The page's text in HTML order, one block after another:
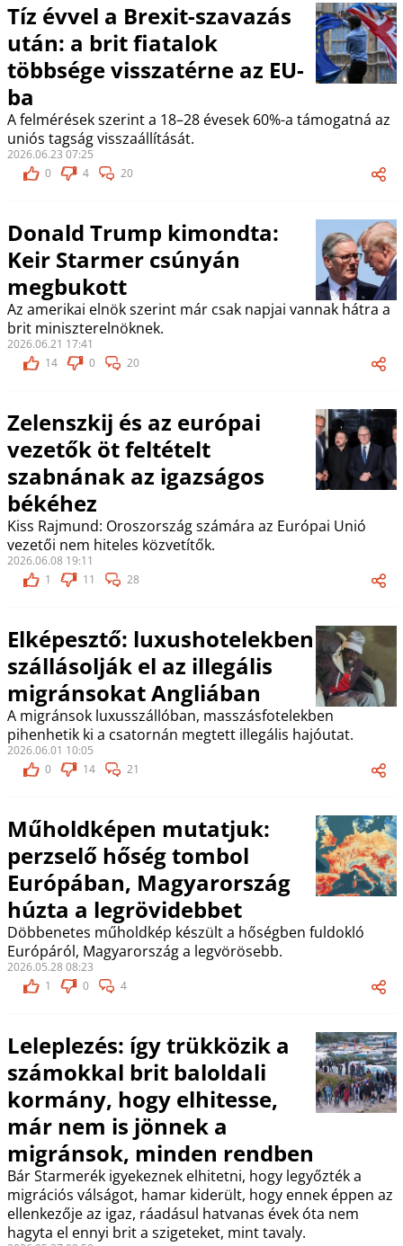
Tíz évvel a Brexit-szavazás
után: a brit fiatalok
többsége visszatérne az EU-
ba
A felmérések szerint a 18–28 évesek 60%-a támogatná az
uniós tagság visszaállítását.
2026.06.23 07:25
0
4 20
Donald Trump kimondta:
Keir Starmer csúnyán
megbukott
Az amerikai elnök szerint már csak napjai vannak hátra a
brit miniszterelnöknek.
2026.06.21 17:41
14
0 20
Zelenszkij és az európai
vezetők öt feltételt
szabnának az igazságos
békéhez
Kiss Rajmund: Oroszország számára az Európai Unió
vezetői nem hiteles közvetítők.
2026.06.08 19:11
1
11 28
Elképesztő: luxushotelekben
szállásolják el az illegális
migránsokat Angliában
A migránsok luxusszállóban, masszásfotelekben
pihenhetik ki a csatornán megtett illegális hajóutat.
2026.06.01 10:05
0
14 21
Műholdképen mutatjuk:
perzselő hőség tombol
Európában, Magyarország
húzta a legrövidebbet
Döbbenetes műholdkép készült a hőségben fuldokló
Európáról, Magyarország a legvörösebb.
2026.05.28 08:23
1
0 4
Leleplezés: így trükközik a
számokkal brit baloldali
kormány, hogy elhitesse,
már nem is jönnek a
migránsok, minden rendben
Bár Starmerék igyekeznek elhitetni, hogy legyőzték a
migrációs válságot, hamar kiderült, hogy ennek éppen az
ellenkezője az igaz, ráadásul hatvanas évek óta nem
hagyta el ennyi brit a szigeteket, mint tavaly.